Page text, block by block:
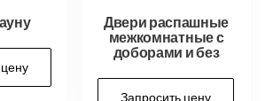
Двери распашные
межкомнатные с
доборами и без